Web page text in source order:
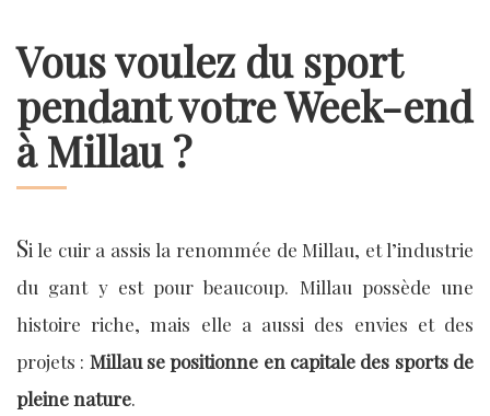
Vous voulez du sport
pendant votre Week-end
à Millau ?
Si le cuir a assis la renommée de Millau, et l’industrie
du gant y est pour beaucoup. Millau possède une
histoire riche, mais elle a aussi des envies et des
projets : Millau se positionne en capitale des sports de
pleine nature.